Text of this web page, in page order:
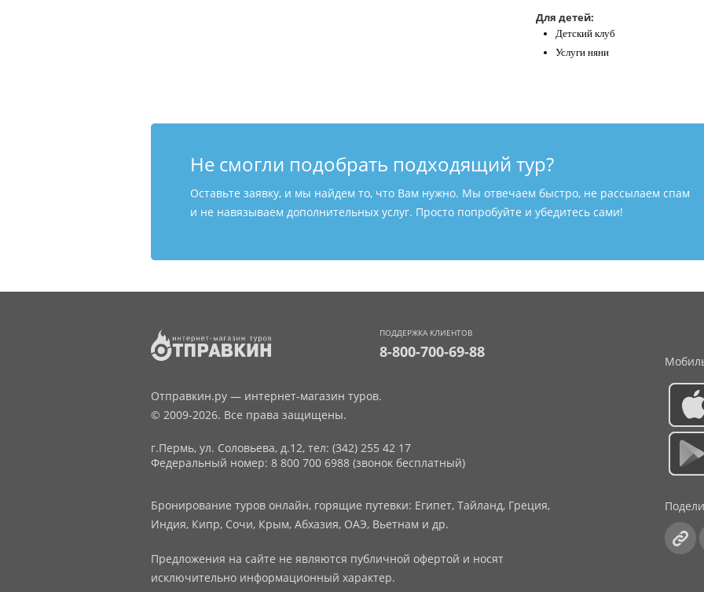
Для детей:
Детский клуб
Услуги няни
Не смогли подобрать подходящий тур?
Оставьте заявку, и мы найдем то, что Вам нужно. Мы отвечаем быстро, не рассылаем спам
и не навязываем дополнительных услуг. Просто попробуйте и убедитесь сами!
ПОДДЕРЖКА КЛИЕНТОВ
8-800-700-69-88
Отправкин.ру — интернет-магазин туров.
© 2009-2026. Все права защищены.
г.Пермь, ул. Соловьева, д.12, тел: (342) 255 42 17
Федеральный номер: 8 800 700 6988 (звонок бесплатный)
Бронирование туров онлайн, горящие путевки: Египет, Тайланд, Греция,
Индия, Кипр, Сочи, Крым, Абхазия, ОАЭ, Вьетнам и др.
Предложения на сайте не являются публичной офертой и носят
исключительно информационный характер.